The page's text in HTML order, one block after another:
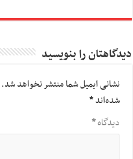
دیدگاهتان را بنویسید
نشانی ایمیل شما منتشر نخواهد شد.
شده‌اند*
دیدگاه*